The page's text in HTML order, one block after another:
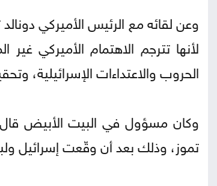
وعن لقائه مع الرئيس الأميركي
لأنها تترجم الاهتمام الأميركي
الحروب والاعتداءات الإسرائيلية،
تموز، وذلك بعد أن وقّعت إسرائيل